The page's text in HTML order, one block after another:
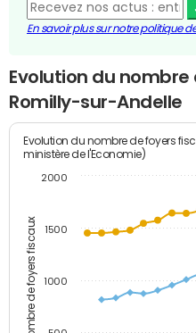
En savoir plus sur notre politique
Evolution du
Romilly-sur-Andelle
Nombre de foyers fiscaux
Evolution du nombre de foyers
ministère de l'Economie)
1000
1500
2000